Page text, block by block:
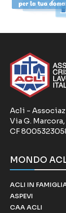
Acli -
Via G.
CF
MONDO
ACLI IN
ASPEVI
CAA ACLI